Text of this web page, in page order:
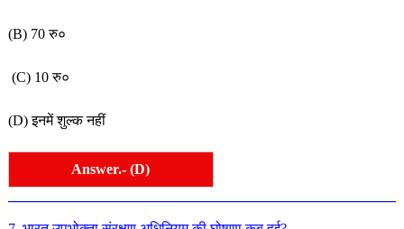
(B) 70 रु०
(C) 10 रु०
(D) इनमें शुल्क नहीं
Answer.- (D)